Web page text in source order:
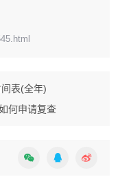
表(全年)
何申请复查